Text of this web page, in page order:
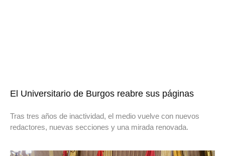
El Universitario de Burgos reabre sus páginas
Tras tres años de inactividad, el medio vuelve con nuevos
redactores, nuevas secciones y una mirada renovada.